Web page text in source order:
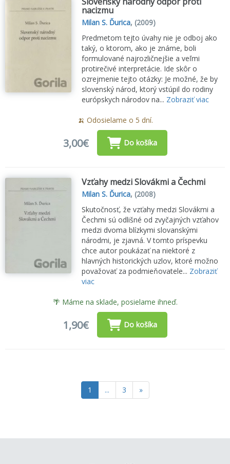
nacizmu
Milan S. Ďurica, (2009)
Predmetom tejto úvahy nie je odboj ako
taký, o ktorom, ako je známe, boli
formulované najrozličnejšie a veľmi
protirečivé interpretácie. Ide skôr o
ozrejmenie tejto otázky: Je možné, že by
slovenský národ, ktorý vstúpil do rodiny
európskych národov na... Zobraziť viac
🍌 Odosielame o 5 dní.
3,00€ Do košíka
Vzťahy medzi Slovákmi a Čechmi
Milan S. Ďurica, (2008)
Skutočnosť, že vzťahy medzi Slovákmi a
Čechmi sú odlišné od zvyčajných vzťahov
medzi dvoma blízkymi slovanskými
národmi, je zjavná. V tomto príspevku
chce autor poukázať na niektoré z
hlavných historických uzlov, ktoré možno
považovať za podmieňovatele... Zobraziť
viac
🌴 Máme na sklade, posielame ihneď.
1,90€ Do košíka
1 ... 3 »